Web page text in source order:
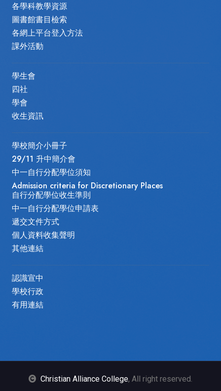
各學科教學資源
圖書館書目檢索
各網上平台登入方法
課外活動
學生會
四社
學會
收生資訊
學校簡介小冊子
29/11 升中簡介會
中一自行分配學位須知
Admission criteria for Discretionary Places
自行分配學位收生準則
中一自行分配學位申請表
遞交文件方式
個人資料收集聲明
其他連結
認識宣中
學校行政
有用連結
Christian Alliance College, All right reserved.